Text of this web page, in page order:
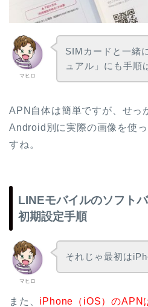
マヒロ
SIMカードと一緒
ュアル」にも手順
APN自体は簡単ですが、せっ
Android別に実際の画像を使
すね。
LINEモバイルのソフト
初期設定手順
マヒロ
それじゃ最初は
また、 iPhone（iOS）のAPN